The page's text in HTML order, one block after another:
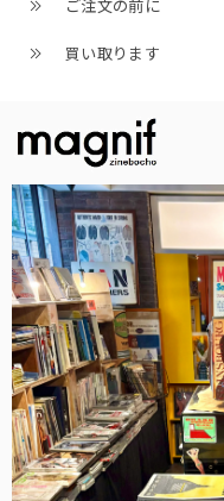
ご注文の前に
買い取ります